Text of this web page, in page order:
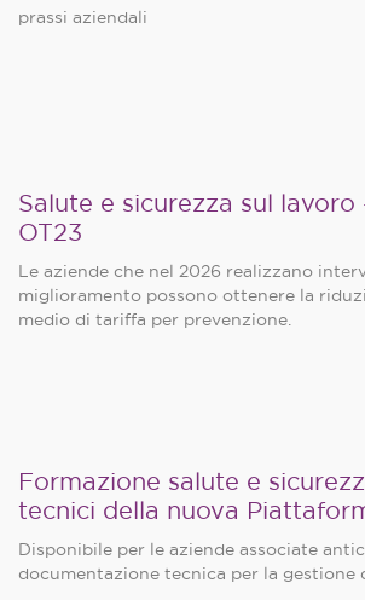
prassi aziendali
Salute e sicurezza sul lavoro
OT23
Le aziende che nel 2026 realizzano
miglioramento possono ottenere la
medio di tariffa per prevenzione.
Formazione salute e
tecnici della nuova
Disponibile per le aziende associate
documentazione tecnica per la gestione